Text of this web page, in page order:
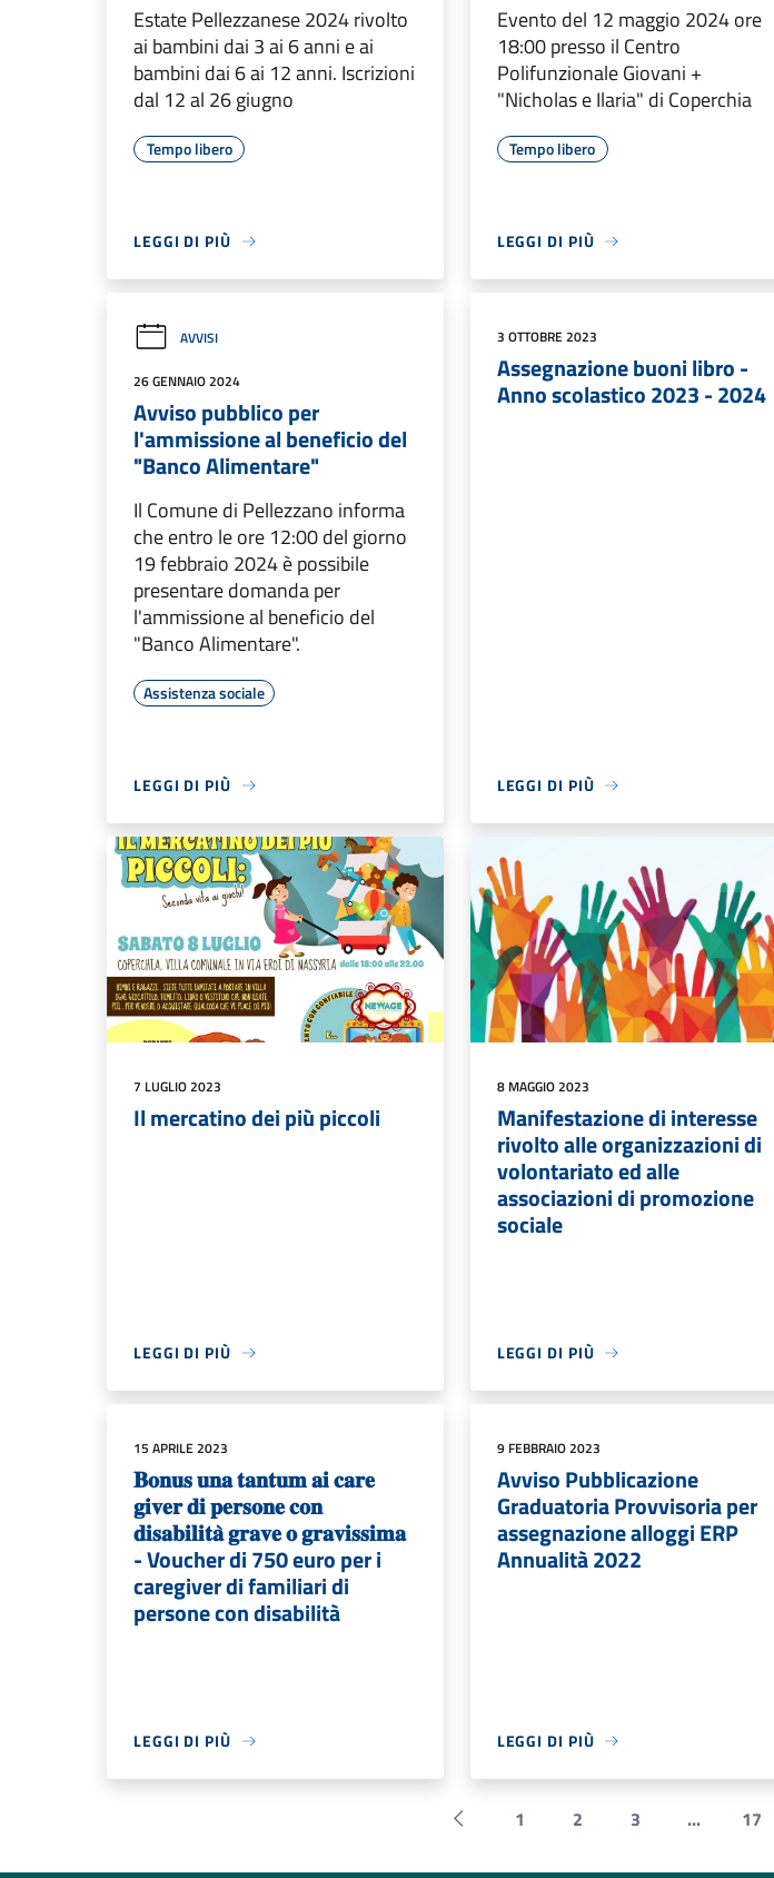
Estate Pellezzanese 2024 rivolto
ai bambini dai 3 ai 6 anni e ai
bambini dai 6 ai 12 anni. Iscrizioni
dal 12 al 26 giugno
Tempo libero
LEGGI DI PIÙ
Evento del 12 maggio 2024 ore
18:00 presso il Centro
Polifunzionale Giovani +
"Nicholas e Ilaria" di Coperchia
Tempo libero
LEGGI DI PIÙ
AVVISI
26 GENNAIO 2024
Avviso pubblico per
l'ammissione al beneficio del
"Banco Alimentare"
Il Comune di Pellezzano informa
che entro le ore 12:00 del giorno
19 febbraio 2024 è possibile
presentare domanda per
l'ammissione al beneficio del
"Banco Alimentare".
Assistenza sociale
LEGGI DI PIÙ
3 OTTOBRE 2023
Assegnazione buoni libro -
Anno scolastico 2023 - 2024
LEGGI DI PIÙ
7 LUGLIO 2023
Il mercatino dei più piccoli
LEGGI DI PIÙ
8 MAGGIO 2023
Manifestazione di interesse
rivolto alle organizzazioni di
volontariato ed alle
associazioni di promozione
sociale
LEGGI DI PIÙ
15 APRILE 2023
𝐁𝐨𝐧𝐮𝐬 𝐮𝐧𝐚 𝐭𝐚𝐧𝐭𝐮𝐦 𝐚𝐢 𝐜𝐚𝐫𝐞
𝐠𝐢𝐯𝐞𝐫 𝐝𝐢 𝐩𝐞𝐫𝐬𝐨𝐧𝐞 𝐜𝐨𝐧
𝐝𝐢𝐬𝐚𝐛𝐢𝐥𝐢𝐭𝐚̀ 𝐠𝐫𝐚𝐯𝐞 𝐨 𝐠𝐫𝐚𝐯𝐢𝐬𝐬𝐢𝐦𝐚
- Voucher di 750 euro per i
caregiver di familiari di
persone con disabilità
LEGGI DI PIÙ
9 FEBBRAIO 2023
Avviso Pubblicazione
Graduatoria Provvisoria per
assegnazione alloggi ERP
Annualità 2022
LEGGI DI PIÙ
Pagina precedente
1 2 3 ... 17